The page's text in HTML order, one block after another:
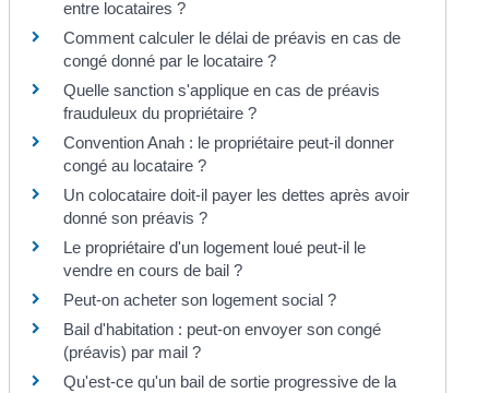
entre locataires ?
Comment calculer le délai de préavis en cas de
congé donné par le locataire ?
Quelle sanction s'applique en cas de préavis
frauduleux du propriétaire ?
Convention Anah : le propriétaire peut-il donner
congé au locataire ?
Un colocataire doit-il payer les dettes après avoir
donné son préavis ?
Le propriétaire d'un logement loué peut-il le
vendre en cours de bail ?
Peut-on acheter son logement social ?
Bail d'habitation : peut-on envoyer son congé
(préavis) par mail ?
Qu'est-ce qu'un bail de sortie progressive de la